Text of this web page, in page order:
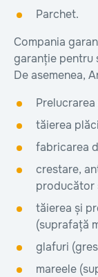
Parchet.
Compania
garanție pentru
De asemenea,
tăierea
fabricarea
crestare,
producător
tăierea și
(suprafață
glafuri
mareele